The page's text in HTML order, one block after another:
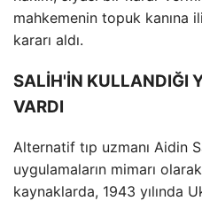
mahkemenin topuk kanına
kararı aldı.
SALİH'İN KULLANDIĞI
VARDI
Alternatif tıp uzmanı Aidin
uygulamaların mimarı
kaynaklarda, 1943 yılında